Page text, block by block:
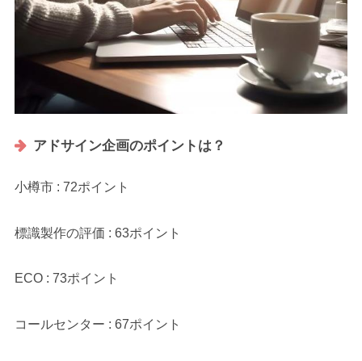
アドサイン企画のポイントは？
小樽市 : 72ポイント
標識製作の評価 : 63ポイント
ECO : 73ポイント
コールセンター : 67ポイント